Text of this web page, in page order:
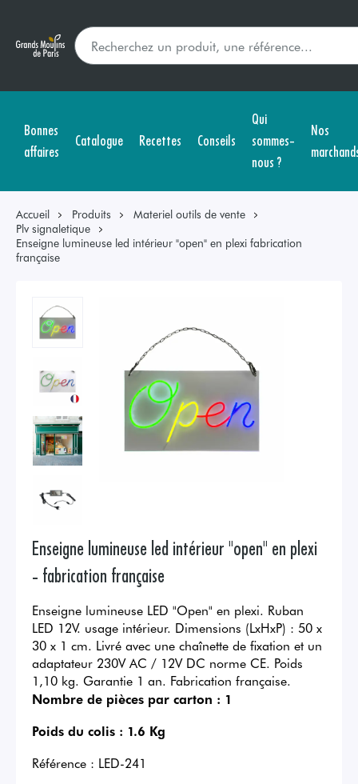
Bonnes
affaires
Catalogue Recettes Conseils
Qui
sommes-
nous ?
Nos
Accueil Produits
Materiel outils de vente
Plv signaletique
Enseigne lumineuse led intérieur "open" en plexi fabrication
française
Enseigne lumineuse led intérieur "open" en plexi
- fabrication française
Enseigne lumineuse LED "Open" en plexi. Ruban
LED 12V. usage intérieur. Dimensions (LxHxP) : 50 x
30 x 1 cm. Livré avec une chaînette de fixation et un
adaptateur 230V AC / 12V DC norme CE. Poids
1,10 kg. Garantie 1 an. Fabrication française.
Nombre de pièces par carton : 1
Poids du colis : 1.6 Kg
Référence : LED-241